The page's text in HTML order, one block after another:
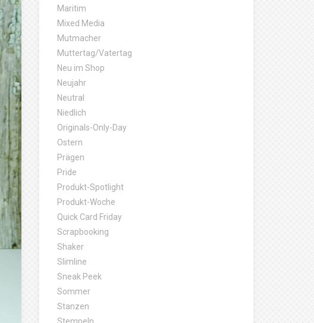
Maritim
Mixed Media
Mutmacher
Muttertag/Vatertag
Neu im Shop
Neujahr
Neutral
Niedlich
Originals-Only-Day
Ostern
Prägen
Pride
Produkt-Spotlight
Produkt-Woche
Quick Card Friday
Scrapbooking
Shaker
Slimline
Sneak Peek
Sommer
Stanzen